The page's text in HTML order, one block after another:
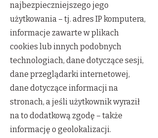
najbezpieczniejszego jego
użytkowania – tj. adres IP komputera,
informacje zawarte w plikach
cookies lub innych podobnych
technologiach, dane dotyczące sesji,
dane przeglądarki internetowej,
dane dotyczące informacji na
stronach, a jeśli użytkownik wyraził
na to dodatkową zgodę – także
informację o geolokalizacji.